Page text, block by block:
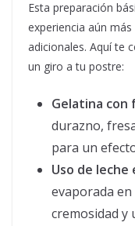
Esta preparación
experiencia aún
adicionales. Aquí te
un giro a tu postre:
Gelatina con
durazno,
para un
Uso de leche
evaporada
cremosidad y